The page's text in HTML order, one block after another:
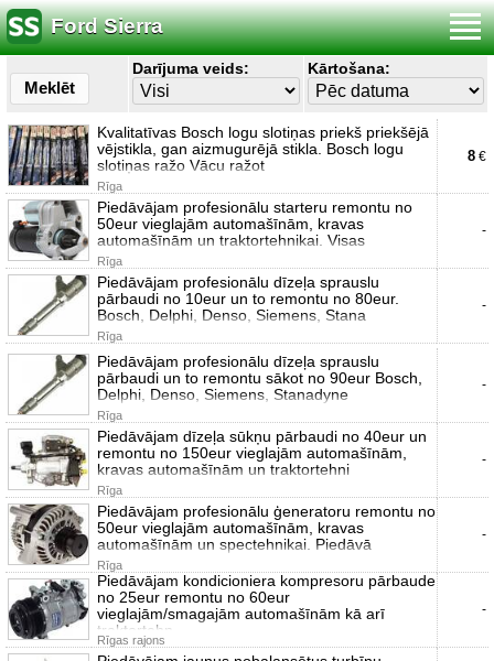
Ford Sierra
Meklēt
Darījuma veids: Kārtošana:
Kvalitatīvas Bosch logu slotiņas priekš priekšējā
vējstikla, gan aizmugurējā stikla. Bosch logu
slotiņas ražo Vācu ražot
Rīga
8 €
Piedāvājam profesionālu starteru remontu no
50eur vieglajām automašīnām, kravas
automašīnām un traktortehnikai. Visas
Rīga
-
Piedāvājam profesionālu dīzeļa sprauslu
pārbaudi no 10eur un to remontu no 80eur.
Bosch, Delphi, Denso, Siemens, Stana
Rīga
-
Piedāvājam profesionālu dīzeļa sprauslu
pārbaudi un to remontu sākot no 90eur Bosch,
Delphi, Denso, Siemens, Stanadyne
Rīga
-
Piedāvājam dīzeļa sūkņu pārbaudi no 40eur un
remontu no 150eur vieglajām automašīnām,
kravas automašīnām un traktortehni
Rīga
-
Piedāvājam profesionālu ģeneratoru remontu no
50eur vieglajām automašīnām, kravas
automašīnām un spectehnikai. Piedāvā
Rīga
-
Piedāvājam kondicioniera kompresoru pārbaude
no 25eur remontu no 60eur
vieglajām/smagajām automašīnām kā arī
traktortehn
Rīgas rajons
-